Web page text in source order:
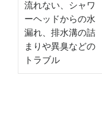
流れない、シャワ
ーヘッドからの水
漏れ、排水溝の詰
まりや異臭などの
トラブル